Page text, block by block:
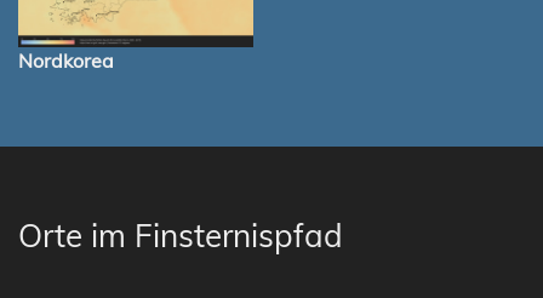
Nordkorea
Orte im Finsternispfad